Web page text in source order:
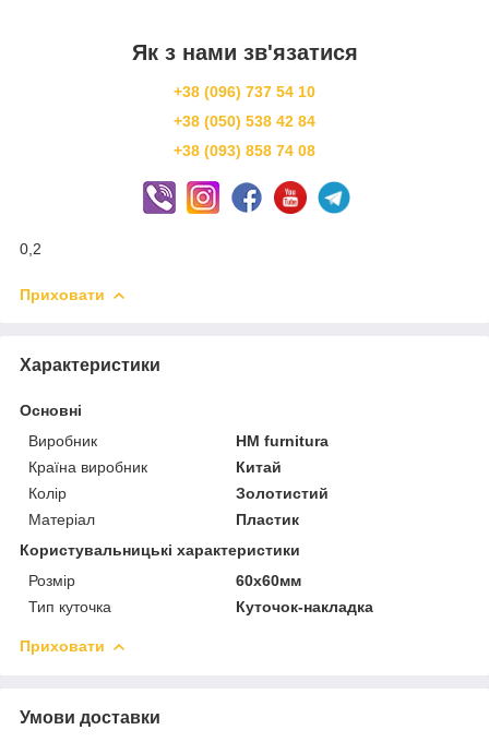
Як з нами зв'язатися
+38 (096) 737 54 10
+38 (050) 538 42 84
+38 (093) 858 74 08
0,2
Приховати
Характеристики
Основні
Виробник
HM furnitura
Країна виробник
Китай
Колір
Золотистий
Матеріал
Пластик
Користувальницькі характеристики
Розмір
60х60мм
Тип куточка
Куточок-накладка
Приховати
Умови доставки